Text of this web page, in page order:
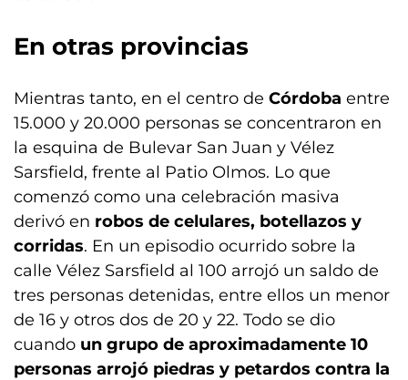
En otras provincias
Mientras tanto, en el centro de Córdoba entre
15.000 y 20.000 personas se concentraron en
la esquina de Bulevar San Juan y Vélez
Sarsfield, frente al Patio Olmos. Lo que
comenzó como una celebración masiva
derivó en robos de celulares, botellazos y
corridas. En un episodio ocurrido sobre la
calle Vélez Sarsfield al 100 arrojó un saldo de
tres personas detenidas, entre ellos un menor
de 16 y otros dos de 20 y 22. Todo se dio
cuando un grupo de aproximadamente 10
personas arrojó piedras y petardos contra la